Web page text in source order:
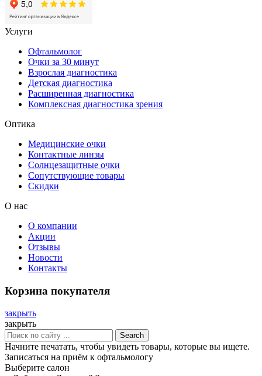
Услуги
Офтальмолог
Очки за 30 минут
Взрослая диагностика
Детская диагностика
Расширенная диагностика
Комплексная диагностика зрения
Оптика
Медицинские очки
Контактные линзы
Солнцезащитные очки
Сопутствующие товары
Скидки
О нас
О компании
Акции
Отзывы
Новости
Контакты
Корзина покупателя
закрыть
закрыть
Search
Начните печатать, чтобы увидеть товары, которые вы ищете.
Записаться на приём к офтальмологу
Выберите салон